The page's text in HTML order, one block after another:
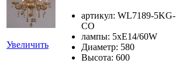
Увеличить
артикул: WL7189-5KG-
CO
лампы: 5xE14/60W
Диаметр: 580
Высота: 600